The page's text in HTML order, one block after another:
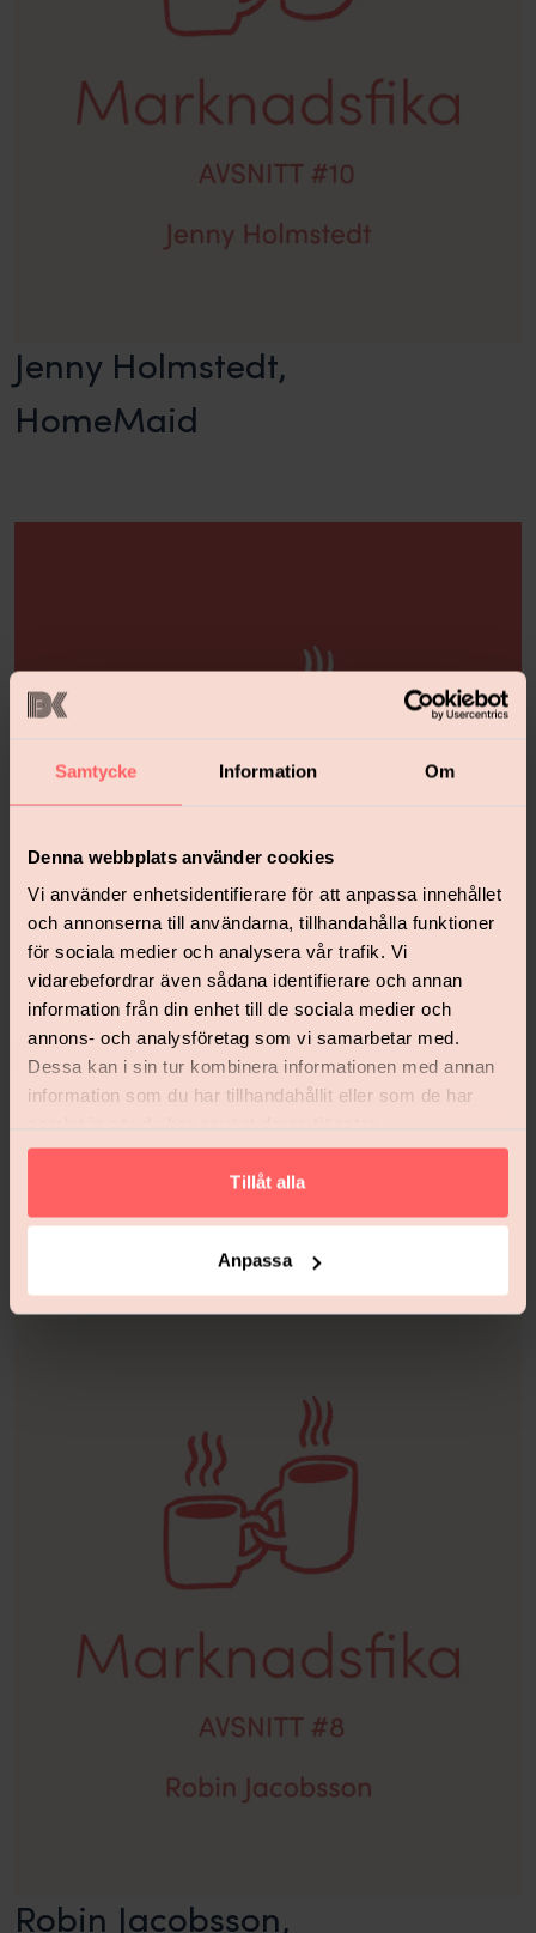
Samtycke Information Om
Denna webbplats använder cookies
Vi använder enhetsidentifierare för att anpassa innehållet
och annonserna till användarna, tillhandahålla funktioner
för sociala medier och analysera vår trafik. Vi
vidarebefordrar även sådana identifierare och annan
information från din enhet till de sociala medier och
annons- och analysföretag som vi samarbetar med.
Dessa kan i sin tur kombinera informationen med annan
information som du har tillhandahållit eller som de har
Tillåt alla
Anpassa
Jenny Holmstedt,
HomeMaid
Peter Füle, Axis
Robin Jacobsson,